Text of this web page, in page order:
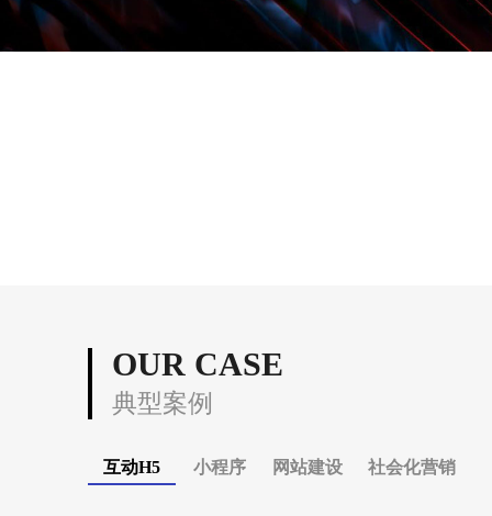
OUR CASE
典型案例
互动H5 小程序 网站建设 社会化营销